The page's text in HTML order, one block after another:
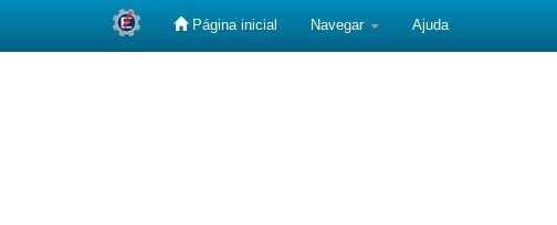
Página inicial Navegar Ajuda